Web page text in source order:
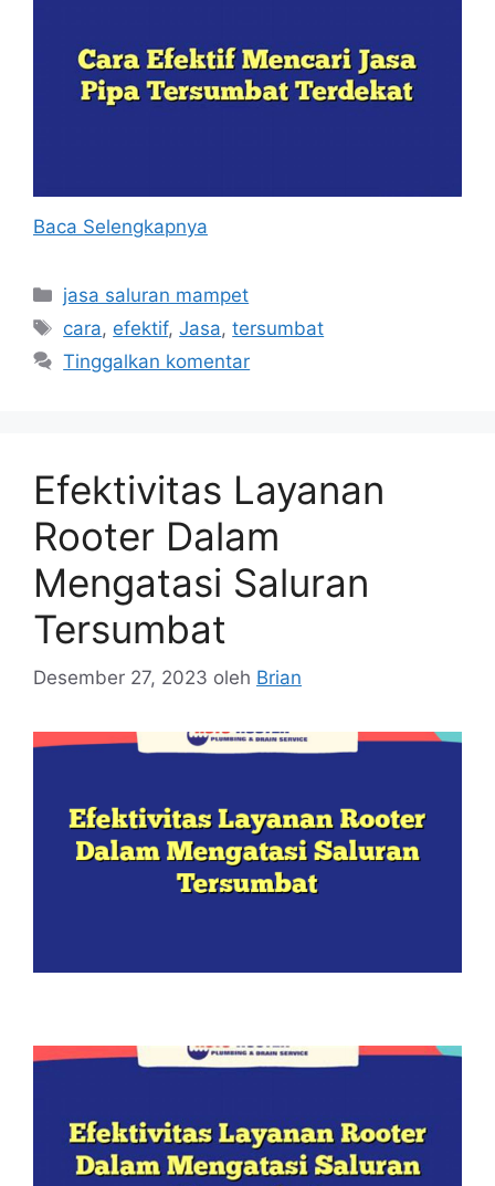
Baca Selengkapnya
Kategori
jasa saluran mampet
Tag
cara, efektif,Jasa,tersumbat
Tinggalkan komentar
Efektivitas Layanan
Rooter Dalam
Mengatasi Saluran
Tersumbat
Desember 27, 2023 oleh Brian